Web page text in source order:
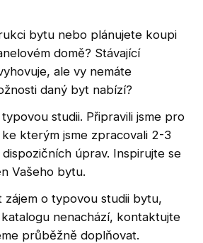
bytu nebo plánujete koupi
domě? Stávající
ale vy nemáte
daný byt nabízí?
studii. Připravili jsme pro
ke kterým jsme zpracovali 2-3
úprav. Inspirujte se
Vašeho bytu.
o typovou studii bytu,
nenachází, kontaktujte
průběžně doplňovat.